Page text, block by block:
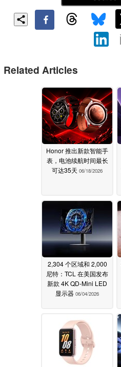
Related Articles
Honor 推出新款智能手
表，电池续航时间最长
可达35天 06/18/2026
2,304 个区域和 2,000
尼特：TCL 在美国发布
新款 4K QD-Mini LED
显示器 06/04/2026